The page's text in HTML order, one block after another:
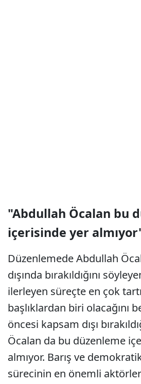
"Abdullah Öcalan bu
içerisinde yer
Düzenlemede Abdullah
dışında bırakıldığını
ilerleyen süreçte en çok
başlıklardan biri olacağını
öncesi kapsam dışı
Öcalan da bu düzenleme
almıyor. Barış ve
sürecinin en önemli